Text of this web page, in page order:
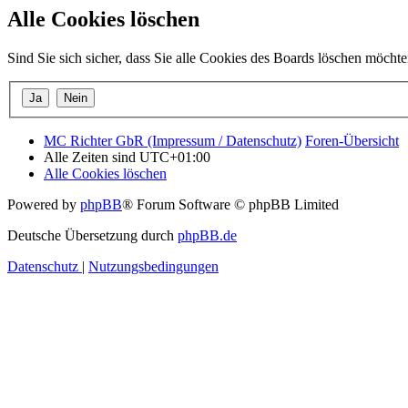
Alle Cookies löschen
Sind Sie sich sicher, dass Sie alle Cookies des Boards löschen
MC Richter GbR (Impressum / Datenschutz) Foren-Übersicht
Alle Zeiten sind UTC+01:00
Alle Cookies löschen
Powered by phpBB® Forum Software © phpBB Limited
Deutsche Übersetzung durch phpBB.de
Datenschutz | Nutzungsbedingungen